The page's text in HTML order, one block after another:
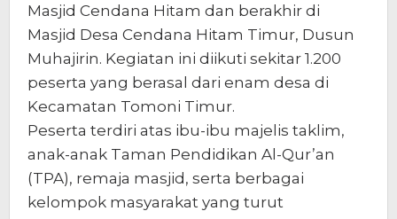
Masjid Cendana Hitam dan berakhir di
Masjid Desa Cendana Hitam Timur, Dusun
Muhajirin. Kegiatan ini diikuti sekitar 1.200
peserta yang berasal dari enam desa di
Kecamatan Tomoni Timur.
Peserta terdiri atas ibu-ibu majelis taklim,
anak-anak Taman Pendidikan Al-Qur’an
(TPA), remaja masjid, serta berbagai
kelompok masyarakat yang turut